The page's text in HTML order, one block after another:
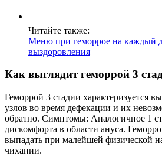
Читайте также:
Меню при геморрое на каждый
выздоровления
Как выглядит геморрой 3
Геморрой 3 стадии характеризуется
узлов во время дефекации и их
обратно. Симптомы: Аналогичное 1
дискомфорта в области ануса.
выпадать при малейшей физической
чихании.